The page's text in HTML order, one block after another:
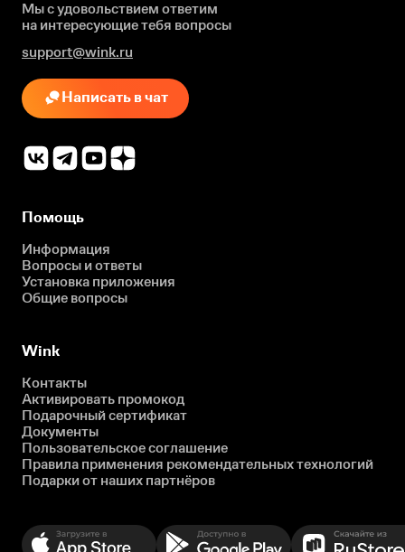
Мы с удовольствием ответим
на интересующиетебя вопросы
support@wink.ru
Написать в чат
Помощь
Информация
Вопросы и ответы
Установка приложения
Общие вопросы
Wink
Контакты
Активировать промокод
Подарочный сертификат
Документы
Пользовательское соглашение
Правила применения рекомендательных технологий
Подарки от наших партнёров